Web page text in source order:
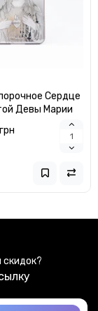
Сердце
Девы Марии
MB/E981/5X
грн
скидок?